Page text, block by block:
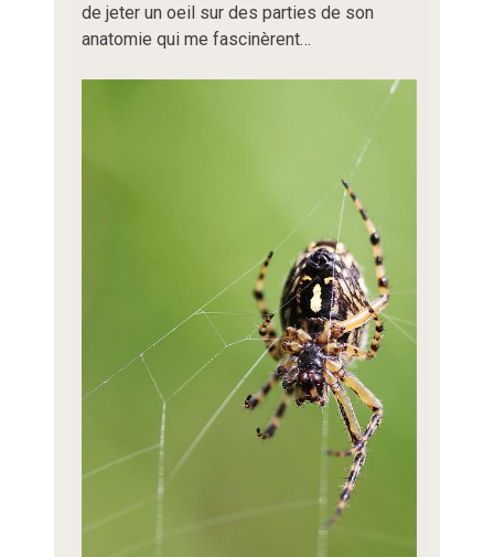
de jeter un oeil sur des parties de son
anatomie qui me fascinèrent…